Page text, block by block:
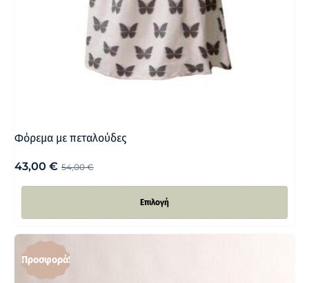
Φόρεμα με πεταλούδες
54,00€
43,00 €
Επιλογή
Προσφορά!